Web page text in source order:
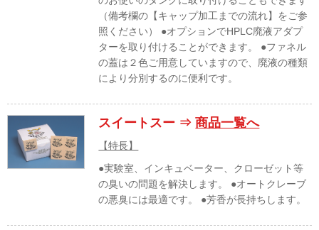
（備考欄の【キャップ加工までの流れ】をご参
照ください） ●オプションでHPLC廃液アダプ
ターを取り付けることができます。 ●ファネル
の蓋は２色ご用意していますので、廃液の種類
により分別するのに便利です。
スイートスー ⇒商品一覧へ
【特長】
●実験室、インキュベーター、クローゼット等
の臭いの問題を解決します。 ●オートクレーブ
の悪臭には最適です。 ●芳香が長持ちします。